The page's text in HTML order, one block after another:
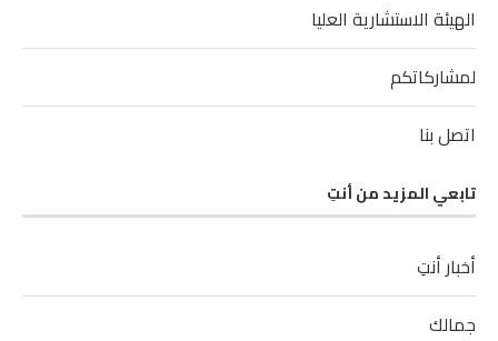
الهيئة الاستشارية العليا
لمشاركاتكم
اتصل بنا
تابعي المزيد من أنتِ
أخبار أنتِ
جمالك